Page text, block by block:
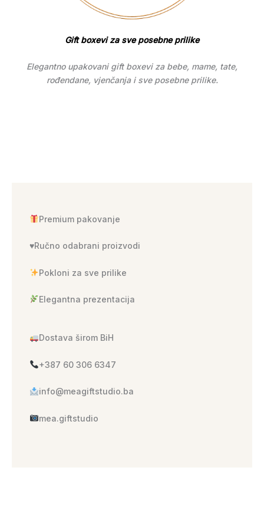
Gift boxevi za sve posebne prilike
Elegantno upakovani gift boxevi za bebe, mame, tate,
rođendane, vjenčanja i sve posebne prilike.
Premium pakovanje
♥️Ručno odabrani proizvodi
Pokloni za sve prilike
Elegantna prezentacija
Dostava širom BiH
+387 60 306 6347
info@meagiftstudio.ba
mea.giftstudio